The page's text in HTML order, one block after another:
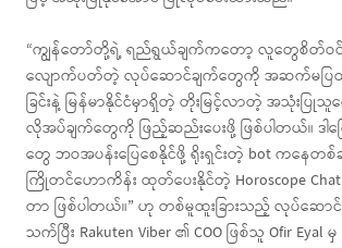
“ကျွန်တော်တို့ရဲ့ ရည်ရွယ်ချက်ကတော့ လူတွေစိတ်ဝင်စ
လျောက်ပတ်တဲ့ လုပ်ဆောင်ချက်တွေကို အဆက်မပ
ခြင်းနဲ့ မြန်မာနိုင်ငံမှာရှိတဲ့ တိုးမြင့်လာတဲ့ အသုံးပ
လိုအပ်ချက်တွေကို ဖြည့်ဆည်းပေးဖို့ ဖြစ်ပါတယ်။ ဒါ
တွေ ဘဝအပန်းပြေစေနိုင်ဖို့ ရိုးရှင်းတဲ့ bot ကနေတစ်
ကြိုတင်ဟောကိန်း ထုတ်ပေးနိုင်တဲ့ Horoscope
တာ ဖြစ်ပါတယ်။” ဟု တစ်မူထူးခြားသည့် လုပ်ဆော
သက်ပြီး Rakuten Viber ၏ COO ဖြစ်သူ Ofir Eyal